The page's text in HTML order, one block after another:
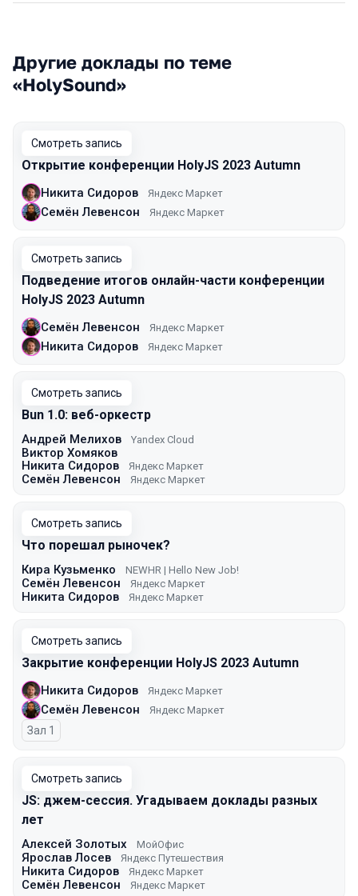
Другие доклады по теме
«HolySound»
Смотреть запись
Открытие конференции HolyJS 2023 Autumn
Никита Сидоров Яндекс Маркет
Семён Левенсон Яндекс Маркет
Смотреть запись
Подведение итогов онлайн-части конференции
HolyJS 2023 Autumn
Семён Левенсон Яндекс Маркет
Никита Сидоров Яндекс Маркет
Смотреть запись
Bun 1.0: веб-оркестр
Андрей Мелихов Yandex Cloud
Виктор Хомяков
Никита Сидоров
Яндекс Маркет
Семён Левенсон Яндекс Маркет
Смотреть запись
Что порешал рыночек?
Кира Кузьменко NEWHR | Hello New Job!
Семён Левенсон Яндекс Маркет
Никита Сидоров Яндекс Маркет
Смотреть запись
Закрытие конференции HolyJS 2023 Autumn
Никита Сидоров Яндекс Маркет
Семён Левенсон Яндекс Маркет
Зал 1
Смотреть запись
JS: джем-сессия. Угадываем доклады разных
лет
Алексей Золотых МойОфис
Ярослав Лосев Яндекс Путешествия
Никита Сидоров Яндекс Маркет
Семён Левенсон Яндекс Маркет